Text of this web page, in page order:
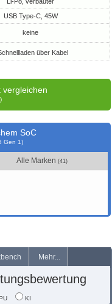
USB Type-C, 45W
keine
über Kabel
vergleichen
SoC
Gen 1)
Alle Marken (41)
Mehr...
KI